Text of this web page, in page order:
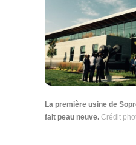
La première usine de
fait peau neuve. Crédit